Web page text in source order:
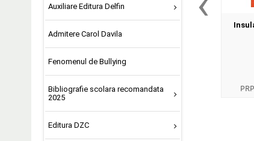
Auxiliare Editura Delfin
Admitere Carol Davila
Fenomenul de Bullying
Bibliografie scolara recomandata
2025
Editura DZC